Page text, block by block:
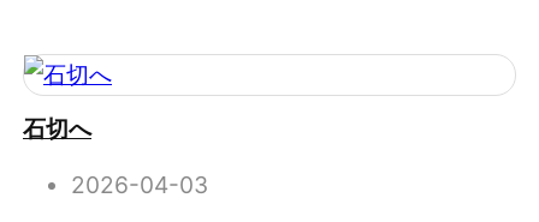
石切へ
2026-04-03